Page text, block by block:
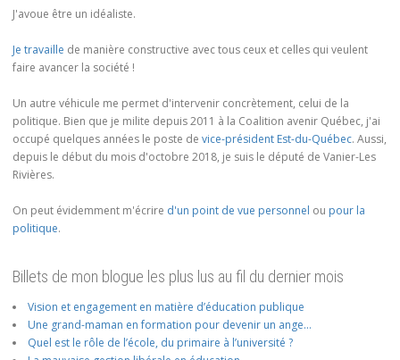
J'avoue être un idéaliste.
Je travaille de manière constructive avec tous ceux et celles qui veulent
faire avancer la société !
Un autre véhicule me permet d'intervenir concrètement, celui de la
politique. Bien que je milite depuis 2011 à la Coalition avenir Québec, j'ai
occupé quelques années le poste de vice-président Est-du-Québec. Aussi,
depuis le début du mois d'octobre 2018, je suis le député de Vanier-Les
Rivières.
On peut évidemment m'écrire d'un point de vue personnel ou pour la
politique.
Billets de mon blogue les plus lus au fil du dernier mois
Vision et engagement en matière d’éducation publique
Une grand-maman en formation pour devenir un ange…
Quel est le rôle de l’école, du primaire à l’université ?